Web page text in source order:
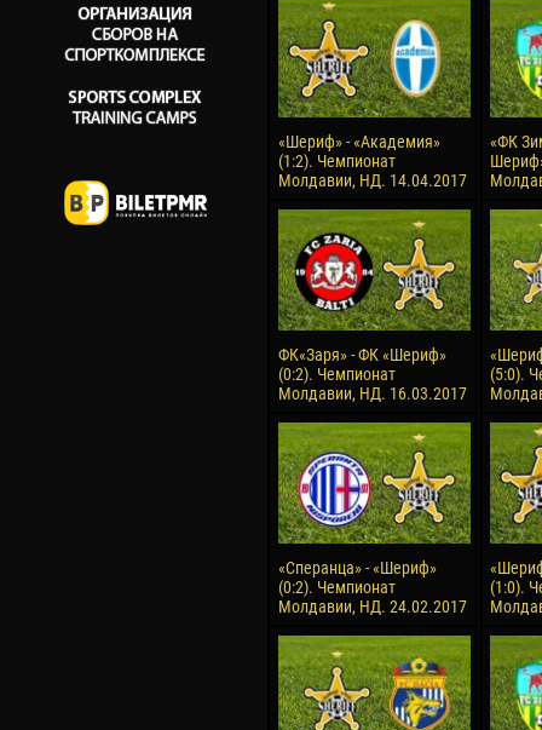
«Шериф» - «Академия»
(1:2). Чемпионат
Молдавии, НД. 14.04.2017
«ФК
ФК«Заря» - ФК «Шериф»
(0:2). Чемпионат
Молдавии, НД. 16.03.2017
(5:0).
«Сперанца» - «Шериф»
(0:2). Чемпионат
Молдавии, НД. 24.02.2017
(1:0).